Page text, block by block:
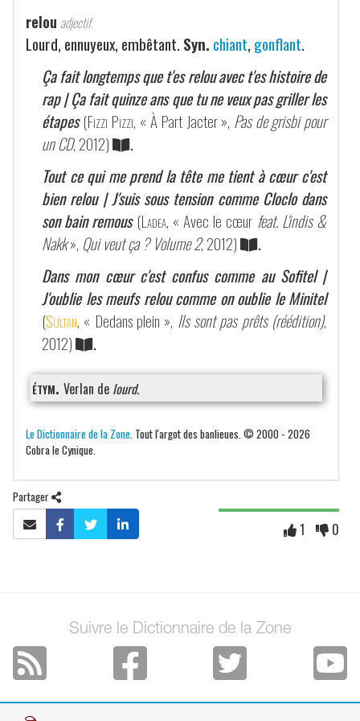
relou adjectif.
Lourd, ennuyeux, embêtant. Syn. chiant, gonflant.
Ça fait longtemps que t'es relou avec t'es histoire de
rap | Ça fait quinze ans que tu ne veux pas griller les
étapes (Fizzi Pizzi, « À Part Jacter », Pas de grisbi pour
un CD, 2012)
.
Tout ce qui me prend la tête me tient à cœur c'est
bien relou | J'suis sous tension comme Cloclo dans
son bain remous (Ladea, « Avec le cœur feat. L'indis &
Nakk», Qui veut ça ? Volume 2, 2012)
.
Dans mon cœur c'est confus comme au Sofitel |
J'oublie les meufs relou comme on oublie le Minitel
(Sultan, « Dedans plein », Ils sont pas prêts (réédition),
2012)
.
étym. Verlan de lourd.
Le Dictionnaire de la Zone . Tout l'argot des banlieues. © 2000 - 2026
Cobra le Cynique.
Partager
1 0
Suivre le Dictionnaire de la Zone